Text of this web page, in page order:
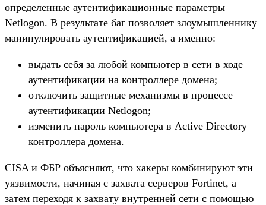
определенные аутентификационные параметры
Netlogon. В результате баг позволяет злоумышленнику
манипулировать аутентификацией, а именно:
выдать себя за любой компьютер в сети в ходе
аутентификации на контроллере домена;
отключить защитные механизмы в процессе
аутентификации Netlogon;
изменить пароль компьютера в Active Directory
контроллера домена.
CISA и ФБР объясняют, что хакеры комбинируют эти
уязвимости, начиная с захвата серверов Fortinet, а
затем переходя к захвату внутренней сети с помощью